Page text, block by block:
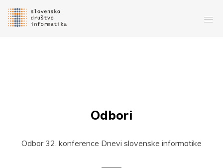
Odbori
Odbor 32. konference Dnevi slovenske informatike